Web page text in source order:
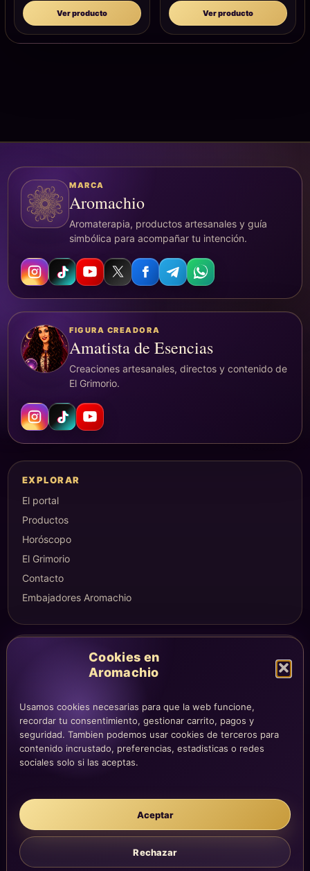
Cookies en
Aromachio
Usamos cookies necesarias para que la web funcione,
recordar tu consentimiento, gestionar carrito, pagos y
seguridad. Tambien podemos usar cookies de terceros para
contenido incrustado, preferencias, estadisticas o redes
sociales solo si las aceptas.
Aceptar
Rechazar
Ver producto Ver producto
MARCA
Aromachio
Aromaterapia, productos artesanales y guía
simbólica para acompañar tu intención.
FIGURA CREADORA
Amatista de Esencias
Creaciones artesanales, directos y contenido de
El Grimorio.
EXPLORAR
El portal
Productos
Horóscopo
El Grimorio
Contacto
Embajadores Aromachio
COMPRA Y CUENTA
Checkout
Condiciones de compra
Envíos y devoluciones
LEGAL
Aviso legal
Cookies